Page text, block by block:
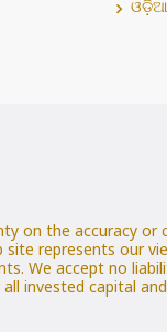
ଓଡ଼ିଆ
on the accuracy
represents our
We accept no
invested capital